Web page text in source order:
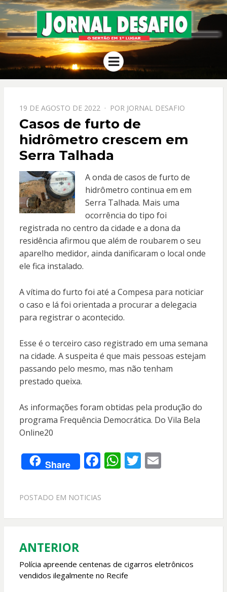
JORNAL
DESAFIO
O Sertão em 1º Lugar
Menu
PPOSTADO
EM
19 DE AGOSTO DE 2022 POR JORNAL DESAFIO
Casos de furto de
hidrômetro crescem em
Serra Talhada
A onda de casos de furto de
hidrômetro continua em em
Serra Talhada. Mais uma
ocorrência do tipo foi
registrada no centro da cidade e a dona da
residência afirmou que além de roubarem o seu
aparelho medidor, ainda danificaram o local onde
ele fica instalado.
A vítima do furto foi até a Compesa para noticiar
o caso e lá foi orientada a procurar a delegacia
para registrar o acontecido.
Esse é o terceiro caso registrado em uma semana
na cidade. A suspeita é que mais pessoas estejam
passando pelo mesmo, mas não tenham
prestado queixa.
As informações foram obtidas pela produção do
programa Frequência Democrática. Do Vila Bela
Online20
Share F
e
o
k
W
A
p
T E
POSTADO EM NOTICIAS
Navegação
de
Post
ANTERIOR
Polícia apreende centenas de cigarros eletrônicos
vendidos ilegalmente no Recife